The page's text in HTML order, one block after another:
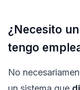
¿Necesito
tengo
No